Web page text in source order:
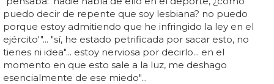
puedo decir de repente que soy lesbiana? no puedo
porque estoy admitiendo que he infringido la ley en el
ejército'"... "sí, he estado petrificada por sacar esto, no
tienes ni idea"... estoy nerviosa por decirlo... en el
momento en que esto sale a la luz, me deshago
esencialmente de ese miedo"...